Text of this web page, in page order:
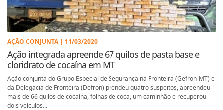
AÇÃO CONJUNTA | 11/03/2020
Ação integrada apreende 67 quilos de pasta base e
cloridrato de cocaína em MT
Ação conjunta do Grupo Especial de Segurança na Fronteira (Gefron-MT) e
da Delegacia de Fronteira (Defron) prendeu quatro suspeitos, apreendeu
mais de 66 quilos de cocaína, folhas de coca, um caminhão e recuperou
dois veículos...